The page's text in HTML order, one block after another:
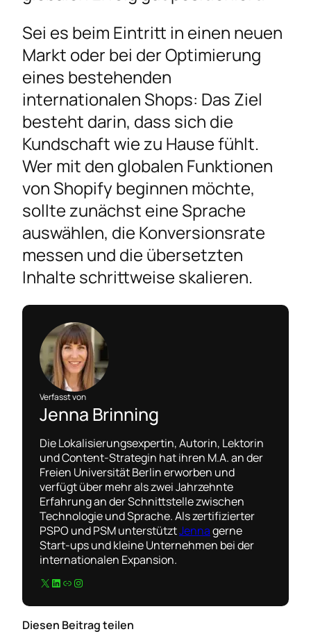
Sei es beim Eintritt in einen neuen
Markt oder bei der Optimierung
eines bestehenden
internationalen Shops: Das Ziel
besteht darin, dass sich die
Kundschaft wie zu Hause fühlt.
Wer mit den globalen Funktionen
von Shopify beginnen möchte,
sollte zunächst eine Sprache
auswählen, die Konversionsrate
messen und die übersetzten
Inhalte schrittweise skalieren.
Verfasst von
Jenna Brinning
Die Lokalisierungsexpertin, Autorin, Lektorin
und Content-Strategin hat ihren M.A. an der
Freien Universität Berlin erworben und
verfügt über mehr als zwei Jahrzehnte
Erfahrung an der Schnittstelle zwischen
Technologie und Sprache. Als zertifizierter
PSPO und PSM unterstütztJennagerne
Start-ups und kleine Unternehmen bei der
internationalen Expansion.
X LinkedIn Link Instagram
Diesen Beitrag teilen